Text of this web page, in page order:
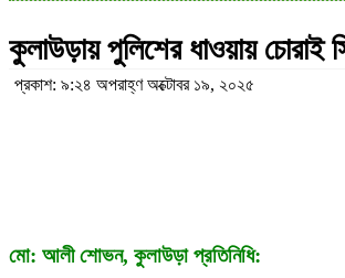
কুলাউড়ায় পুলিশের ধাওয়ায়
প্রকাশ: ৯:২৪ অপরাহ্ণ অক্টোবর ১৯, ২০২৫
মো: আলী শোভন, কুলাউড়া প্রতিনিধি: